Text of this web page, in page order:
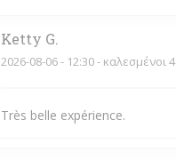
Ketty G
2026-08-06- 12:30 - καλεσμένοι 4
Très belle expérience.